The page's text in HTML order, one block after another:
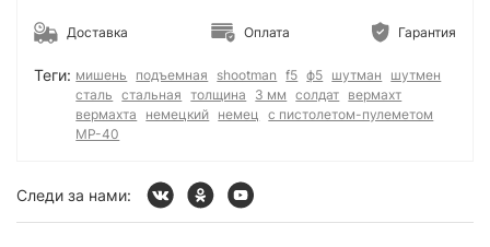
Доставка Оплата Гарантия
Теги: мишень подъемная shootman f5 ф5 шутман
шутмен
сталь
стальная толщина 3 мм солдат вермахт
вермахта
немецкий немец
с пистолетом-пулеметом
MP-40
Следи за нами: